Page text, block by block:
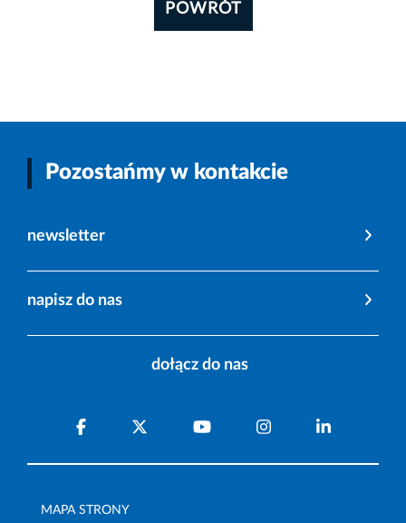
POWRÓT
Pozostańmy w kontakcie
newsletter
napisz do nas
dołącz do nas
MAPA STRONY